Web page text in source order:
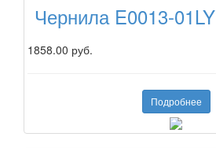
Чернила E0013-01LY
1858.00 руб.
Подробнее